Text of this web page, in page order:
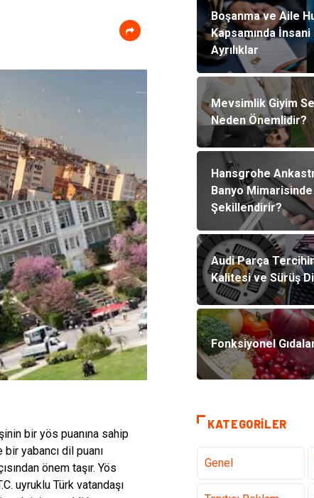
bir yös puanına sahip
yabancı dil puanı
önem taşır. Yös
uyruklu Türk vatandaşı
Boşanma ve Aile
Kapsamında
Ayrılıklar
Mevsimlik Giyim
Neden Önemlidir?
Hansgrohe
Banyo
Şekillendirir?
Audi Parça
Kalitesi ve Sürüş
Fonksiyonel
KATEGORILER
Genel